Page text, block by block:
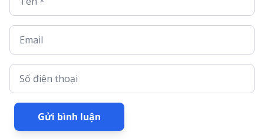
Email
Số điện thoại
Gửi bình luận